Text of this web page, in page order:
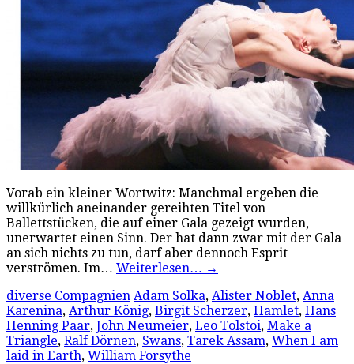
Vorab ein kleiner Wortwitz: Manchmal ergeben die
willkürlich aneinander gereihten Titel von
Ballettstücken, die auf einer Gala gezeigt wurden,
unerwartet einen Sinn. Der hat dann zwar mit der Gala
an sich nichts zu tun, darf aber dennoch Esprit
verströmen. Im… Weiterlesen… →
diverse Compagnien Adam Solka, Alister Noblet, Anna
Karenina, Arthur König, Birgit Scherzer, Hamlet, Hans
Henning Paar, John Neumeier, Leo Tolstoi, Make a
Triangle, Ralf Dörnen, Swans, Tarek Assam, When I am
laid in Earth, William Forsythe